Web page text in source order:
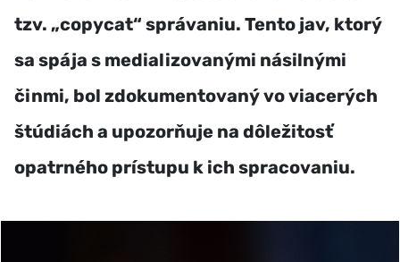
tzv. „copycat“ správaniu. Tento jav, ktorý
sa spája s medializovanými násilnými
činmi, bol zdokumentovaný vo viacerých
štúdiách a upozorňuje na dôležitosť
opatrného prístupu k ich spracovaniu.